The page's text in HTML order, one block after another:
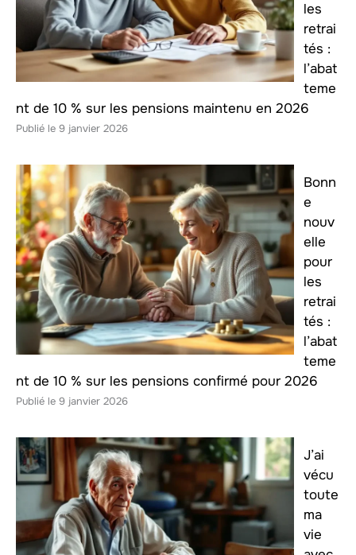
les
retrai
tés :
l’abat
teme
nt de 10 % sur les pensions maintenu en 2026
9 janvier 2026
Bonn
e
nouv
elle
pour
les
retrai
tés :
l’abat
teme
nt de 10 % sur les pensions confirmé pour 2026
9 janvier 2026
J’ai
vécu
toute
ma
vie